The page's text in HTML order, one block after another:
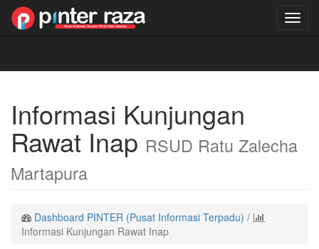
Informasi Kunjungan
Rawat Inap RSUD Ratu Zalecha
Martapura
Dashboard PINTER (Pusat Informasi Terpadu) /
Informasi Kunjungan Rawat Inap